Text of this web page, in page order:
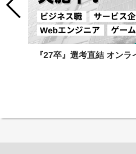
『27卒』選考直結 オン